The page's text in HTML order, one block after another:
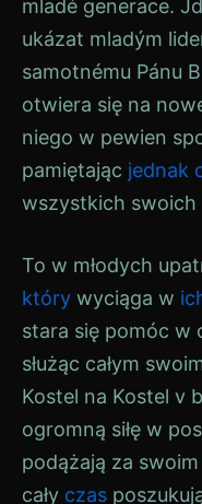
mladé generace.
ukázat mladým
samotnému Pánu
otwiera się na
niego w pewien
pamiętając jednak
wszystkich
To w młodych
który wyciąga w
stara się pomóc w
służąc całym
Kostel na Kostel v
ogromną siłę w
podążają za swoim
cały czas